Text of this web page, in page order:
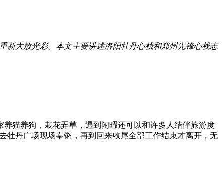
新大放光彩。本文主要讲述洛阳牡丹心栈和郑州先锋心栈志
猫养狗，栽花弄草，遇到闲暇还可以和许多人结伴旅游度
牡丹广场现场奉粥，再到回来收尾全部工作结束才离开，无